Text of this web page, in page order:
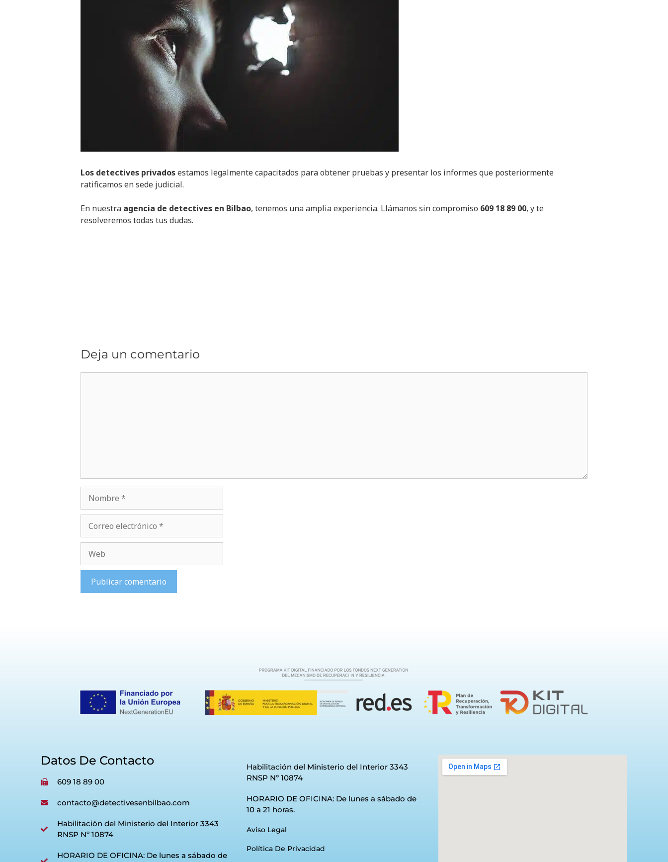
Los detectives privadosestamos legalmente capacitados para obtener pruebas y presentar los informes que posteriormente
ratificamos en sede judicial.
En nuestra agencia de detectives en Bilbao, tenemos una amplia experiencia. Llámanos sin compromiso 609 18 89 00, y te
resolveremos todas tus dudas.
Deja un comentario
Datos De Contacto
609 18 89 00
contacto@detectivesenbilbao.com
Habilitación del Ministerio del Interior 3343
RNSP Nº 10874
HORARIO DE OFICINA: De lunes a sábado de
Habilitación del Ministerio del Interior 3343
RNSP Nº 10874
HORARIO DE OFICINA: De lunes a sábado de
10 a 21 horas.
Aviso Legal
Política De Privacidad